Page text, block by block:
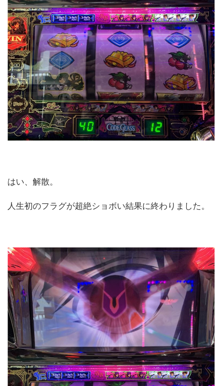
はい、解散。
人生初のフラグが超絶ショボい結果に終わりました。